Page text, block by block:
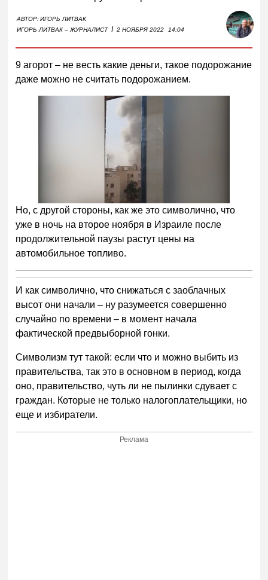
АВТОР:ИГОРЬ ЛИТВАК
ИГОРЬ ЛИТВАК – ЖУРНАЛИСТ I 2 НОЯБРЯ 2022 14:04
9 агорот – не весть какие деньги, такое подорожание
даже можно не считать подорожанием.
Но, с другой стороны, как же это символично, что
уже в ночь на второе ноября в Израиле после
продолжительной паузы растут цены на
автомобильное топливо.
И как символично, что снижаться с заоблачных
высот они начали – ну разумеется совершенно
случайно по времени – в момент начала
фактической предвыборной гонки.
Символизм тут такой: если что и можно выбить из
правительства, так это в основном в период, когда
оно, правительство, чуть ли не пылинки сдувает с
граждан. Которые не только налогоплательщики, но
еще и избиратели.
Реклама